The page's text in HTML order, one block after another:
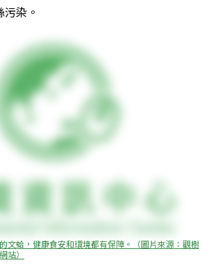
染。
文蛤，健康食安和環境都有保障。（圖片來源：觀樹
站）